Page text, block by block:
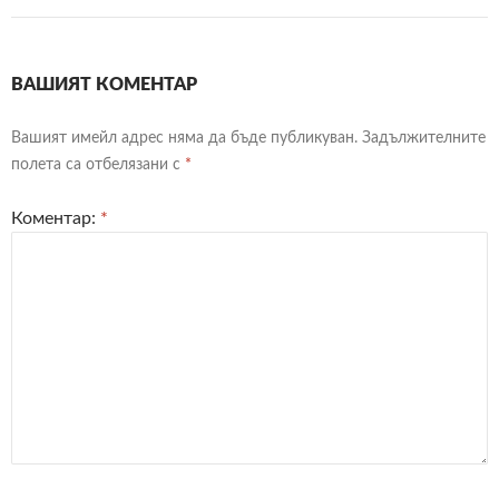
ВАШИЯТ КОМЕНТАР
Вашият имейл адрес няма да бъде публикуван. Задължителните
полета са отбелязани с *
Коментар: *